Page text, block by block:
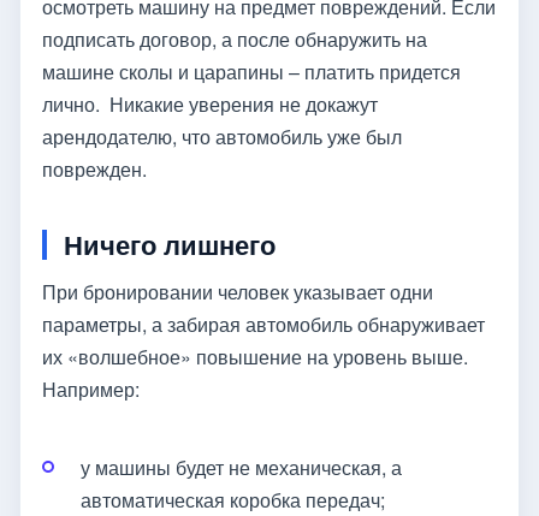
осмотреть машину на предмет повреждений. Если
подписать договор, а после обнаружить на
машине сколы и царапины – платить придется
лично. Никакие уверения не докажут
арендодателю, что автомобиль уже был
поврежден.
Ничего лишнего
При бронировании человек указывает одни
параметры, а забирая автомобиль обнаруживает
их «волшебное» повышение на уровень выше.
Например:
у машины будет не механическая, а
автоматическая коробка передач;